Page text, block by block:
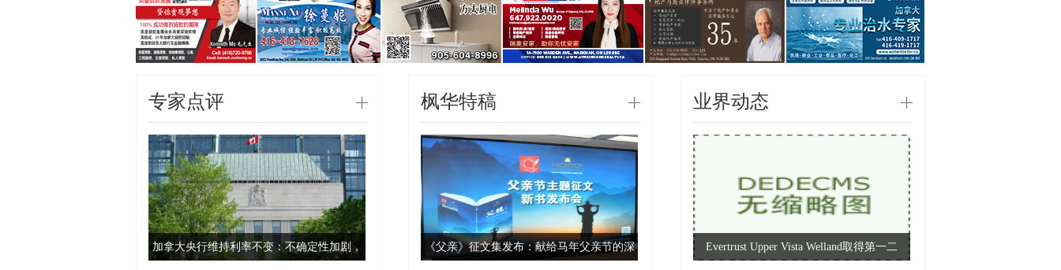
专家点评
加拿大央行维持利率不变：不确定性加剧，
枫华特稿
《父亲》征文集发布：献给马年父亲节的深
业界动态
Evertrust Upper Vista Welland取得第一二